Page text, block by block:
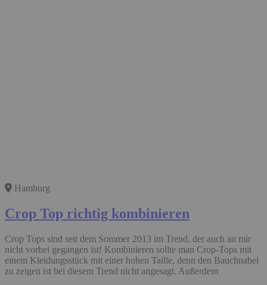
Hamburg
Crop Top richtig kombinieren
Crop Tops sind seit dem Sommer 2013 im Trend, der auch an mir
nicht vorbei gegangen ist! Kombinieren sollte man Crop-Tops mit
einem Kleidungsstück mit einer hohen Taille, denn den Bauchnabel
zu zeigen ist bei diesem Trend nicht angesagt. Außerdem